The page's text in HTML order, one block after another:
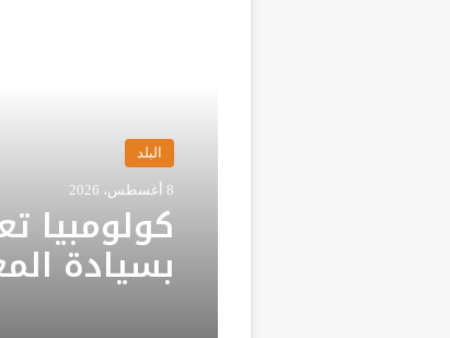
البلد
8 أغسطس، 2026
كولومبيا
بسيادة
صحرائه